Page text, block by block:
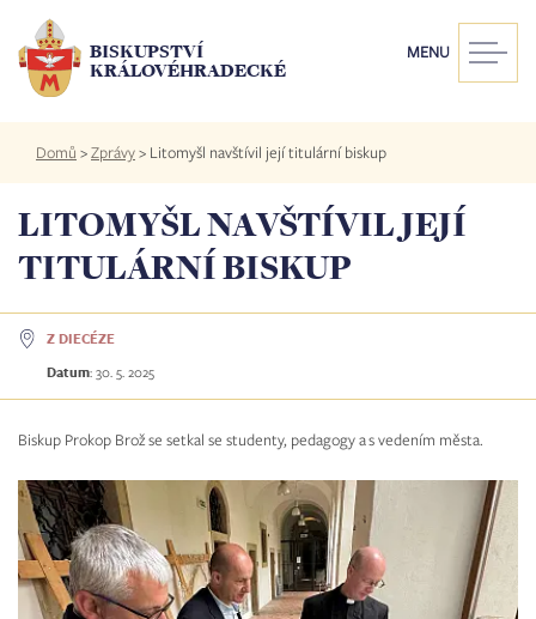
hlavnímu
obsahu
BISKUPSTVÍ
KRÁLOVÉHRADECKÉ
MENU
Drobečková
navigace
Domů >Zprávy> Litomyšl navštívil její titulární biskup
LITOMYŠL NAVŠTÍVIL JEJÍ
TITULÁRNÍ BISKUP
Z DIECÉZE
Datum: 30. 5. 2025
Biskup Prokop Brož se setkal se studenty, pedagogy a s vedením města.